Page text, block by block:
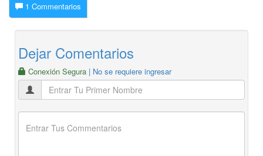
1 Commentarios
Dejar Comentarios
Conexión Segura | No se requiere ingresar